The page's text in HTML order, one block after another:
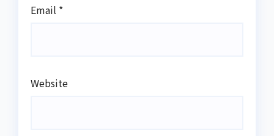
Email *
Website